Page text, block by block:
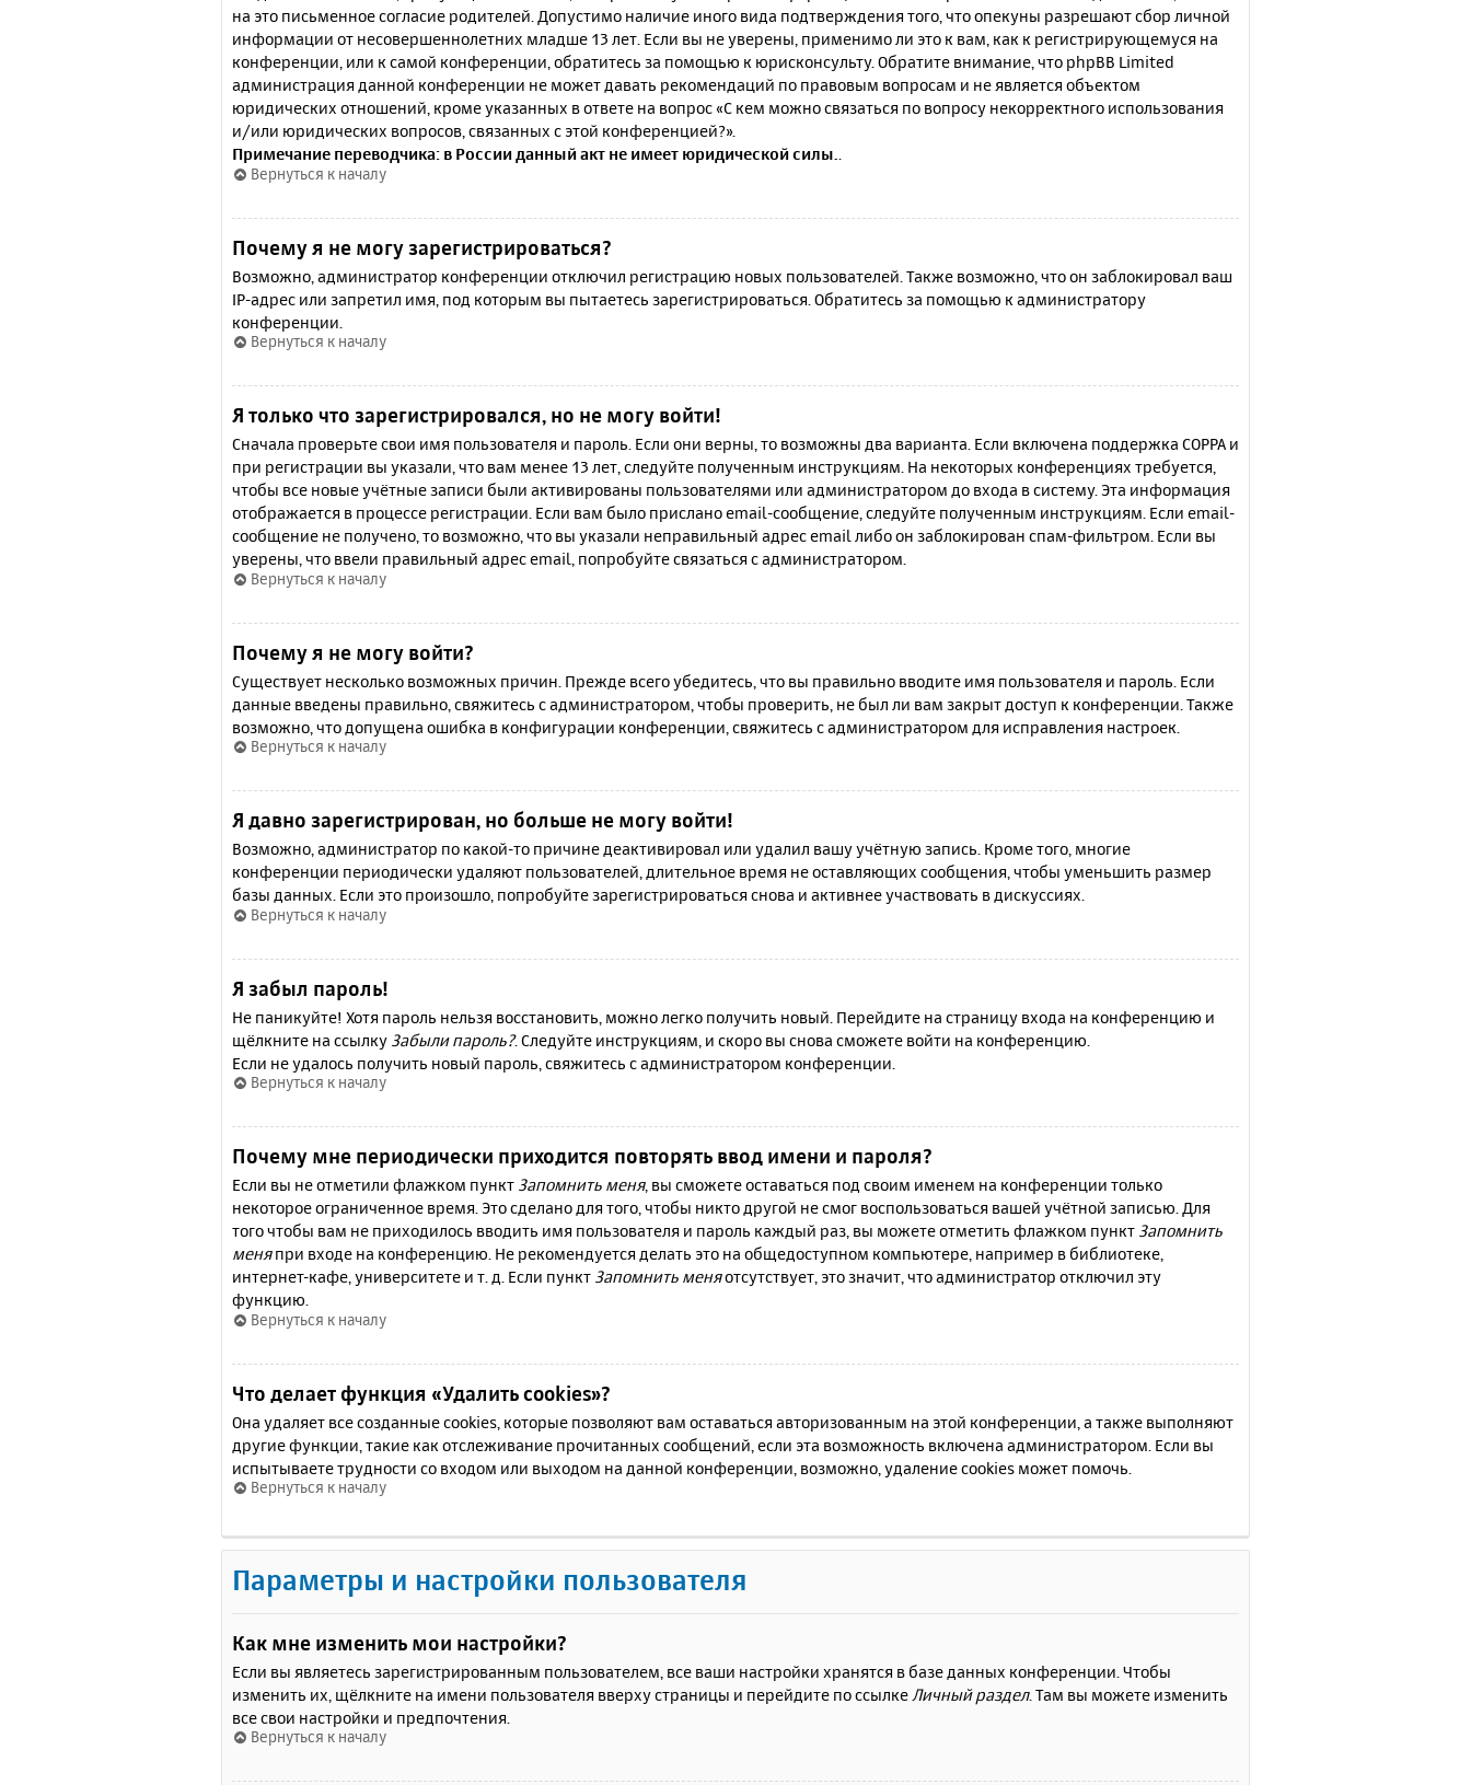
на это письменное согласие родителей. Допустимо наличие иного вида подтверждения того, что опекуны разрешают сбор личной
информации от несовершеннолетних младше 13 лет. Если вы не уверены, применимо ли это к вам, как к регистрирующемуся на
конференции, или к самой конференции, обратитесь за помощью к юрисконсульту. Обратите внимание, что phpBB Limited
администрация данной конференции не может давать рекомендаций по правовым вопросам и не является объектом
юридических отношений, кроме указанных в ответе на вопрос «С кем можно связаться по вопросу некорректного использования
и/или юридических вопросов, связанных с этой конференцией?».
Примечание переводчика: в России данный акт не имеет юридической силы..
Вернуться к началу
Почему я не могу зарегистрироваться?
Возможно, администратор конференции отключил регистрацию новых пользователей. Также возможно, что он заблокировал ваш
IP-адрес или запретил имя, под которым вы пытаетесь зарегистрироваться. Обратитесь за помощью к администратору
конференции.
Вернуться к началу
Я только что зарегистрировался, но не могу войти!
Сначала проверьте свои имя пользователя и пароль. Если они верны, то возможны два варианта. Если включена поддержка COPPA и
при регистрации вы указали, что вам менее 13 лет, следуйте полученным инструкциям. На некоторых конференциях требуется,
чтобы все новые учётные записи были активированы пользователями или администратором до входа в систему. Эта информация
отображается в процессе регистрации. Если вам было прислано email-сообщение, следуйте полученным инструкциям. Если email-
сообщение не получено, то возможно, что вы указали неправильный адрес email либо он заблокирован спам-фильтром. Если вы
уверены, что ввели правильный адрес email, попробуйте связаться с администратором.
Вернуться к началу
Почему я не могу войти?
Существует несколько возможных причин. Прежде всего убедитесь, что вы правильно вводите имя пользователя и пароль. Если
данные введены правильно, свяжитесь с администратором, чтобы проверить, не был ли вам закрыт доступ к конференции. Также
возможно, что допущена ошибка в конфигурации конференции, свяжитесь с администратором для исправления настроек.
Вернуться к началу
Я давно зарегистрирован, но больше не могу войти!
Возможно, администратор по какой-то причине деактивировал или удалил вашу учётную запись. Кроме того, многие
конференции периодически удаляют пользователей, длительное время не оставляющих сообщения, чтобы уменьшить размер
базы данных. Если это произошло, попробуйте зарегистрироваться снова и активнее участвовать в дискуссиях.
Вернуться к началу
Я забыл пароль!
Не паникуйте! Хотя пароль нельзя восстановить, можно легко получить новый. Перейдите на страницу входа на конференцию и
щёлкните на ссылку Забыли пароль?. Следуйте инструкциям, и скоро вы снова сможете войти на конференцию.
Если не удалось получить новый пароль, свяжитесь с администратором конференции.
Вернуться к началу
Почему мне периодически приходится повторять ввод имени и пароля?
Если вы не отметили флажком пункт Запомнить меня, вы сможете оставаться под своим именем на конференции только
некоторое ограниченное время. Это сделано для того, чтобы никто другой не смог воспользоваться вашей учётной записью. Для
того чтобы вам не приходилось вводить имя пользователя и пароль каждый раз, вы можете отметить флажком пункт Запомнить
меняпри входе на конференцию. Не рекомендуется делать это на общедоступном компьютере, например в библиотеке,
интернет-кафе, университете и т. д. Если пункт Запомнить меняотсутствует, это значит, что администратор отключил эту
функцию.
Вернуться к началу
Что делает функция «Удалить cookies»?
Она удаляет все созданные cookies, которые позволяют вам оставаться авторизованным на этой конференции, а также выполняют
другие функции, такие как отслеживание прочитанных сообщений, если эта возможность включена администратором. Если вы
испытываете трудности со входом или выходом на данной конференции, возможно, удаление cookies может помочь.
Вернуться к началу
Параметры и настройки пользователя
Как мне изменить мои настройки?
Если вы являетесь зарегистрированным пользователем, все ваши настройки хранятся в базе данных конференции. Чтобы
изменить их, щёлкните на имени пользователя вверху страницы и перейдите по ссылке Личный раздел. Там вы можете изменить
все свои настройки и предпочтения.
Вернуться к началу